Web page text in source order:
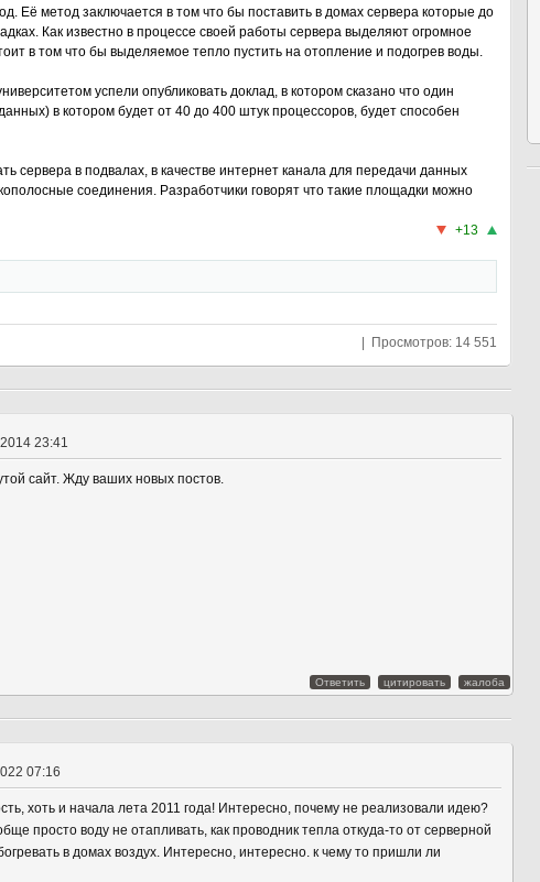
Её метод заключается в том что бы поставить в домах сервера которые до
Как известно в процессе своей работы сервера выделяют огромное
в том что бы выделяемое тепло пустить на отопление и подогрев воды.
успели опубликовать доклад, в котором сказано что один
в котором будет от 40 до 400 штук процессоров, будет способен
сервера в подвалах, в качестве интернет канала для передачи данных
соединения. Разработчики говорят что такие площадки можно
+13
| Просмотров: 14 551
23:41
сайт. Жду ваших новых постов.
Ответить цитировать жалоба
07:16
хоть и начала лета 2011 года! Интересно, почему не реализовали идею?
просто воду не отапливать, как проводник тепла откуда-то от серверной
в домах воздух. Интересно, интересно. к чему то пришли ли